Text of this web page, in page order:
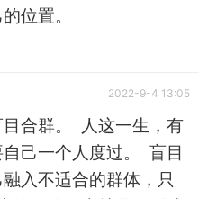
位置。
2022-9-4 13:05
合群。 人这一生，有
己一个人度过。 盲目
入不适合的群体，只